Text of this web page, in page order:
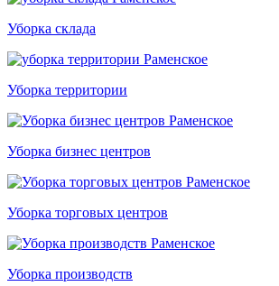
Уборка склада
Уборка территории
Уборка бизнес центров
Уборка торговых центров
Уборка производств